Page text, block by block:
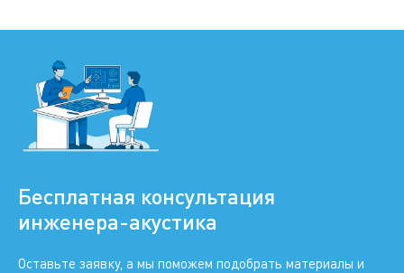
Бесплатная консультация
инженера-акустика
Оставьте заявку, а мы поможем подобрать материалы и